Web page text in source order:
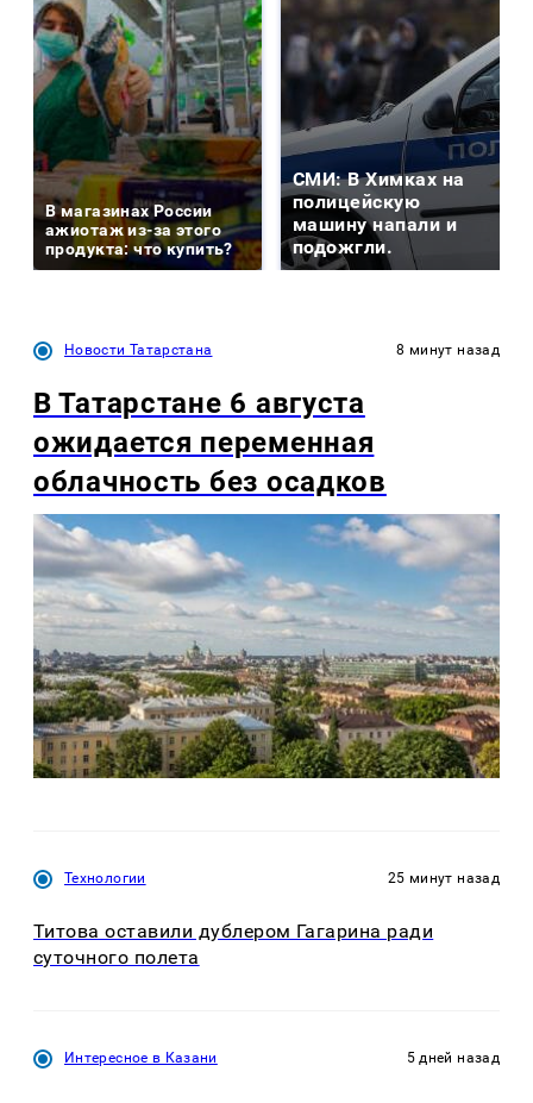
В магазинах России
ажиотаж из-за этого
продукта: что купить?
СМИ: В Химках на
полицейскую
машину напали и
подожгли.
Новости Татарстана 8 минут назад
В Татарстане 6 августа
ожидается переменная
облачность без осадков
Технологии 25 минут назад
Титова оставили дублером Гагарина ради
суточного полета
Интересное в Казани 5 дней назад